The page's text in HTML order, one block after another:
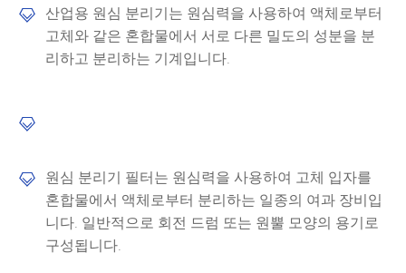

산업용 원심 분리기는 원심력을 사용하여 액체로부터
고체와 같은 혼합물에서 서로 다른 밀도의 성분을 분
리하고 분리하는 기계입니다.


원심 분리기 필터는 원심력을 사용하여 고체 입자를
혼합물에서 액체로부터 분리하는 일종의 여과 장비입
니다. 일반적으로 회전 드럼 또는 원뿔 모양의 용기로
구성됩니다.